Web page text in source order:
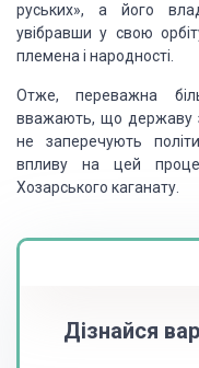
руських», а його
увібравши у свою
племена і народності.
Отже, переважна
вважають, що державу
не заперечують
впливу на цей
Хозарського каганату.
Дізнайся